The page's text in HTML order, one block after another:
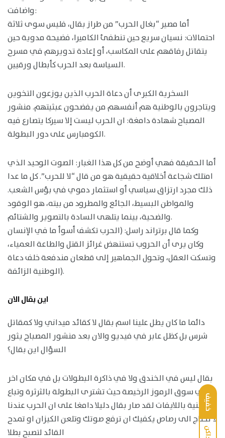
خفيف
داكن
واضافت:
أما مصير “بغال الحرب” من طراز بقال، فليس سوى ثلاثة
احتمالات: نسيان سريع حين تنطفئ الكاميرا، فضيحة مدوية حين
يتقاتل رفاقهم على المكاسب، أو إعادة تدويرهم في مسرح
السياسة بعد الحرب كأبطال ورقيين.
السخرية الكبرى أن دعاة الحرب الذين يوزعون التخوين
ويتاجرون بالوطنية هم أنفسهم من يفضحون عبثيتهم. منشور
المصباح شهادة دامغة: ان الحرب ليست إلا سيركا يتصارع فيه
الكومبارس على دور البطولة.
أما الحقيقة فهي أوضح من كل هذا الغبار: الصوت الوحيد الذي
امتلك شجاعة أخلاقية حقيقية هو من قال “لا للحرب”. كل ما عدا
ذلك مجرد ارتزاق سياسي أو استثمار دموي في بؤس الشعب.
والمواطن البسيط، الجائع والمطرود من بيته، هو الوقود
والضحية، بينما يتلهى السادة بالتصوير والشتائم.
وكما قال برتراند راسل: (الحرب تكشف أسوأ ما في الإنسان
وكان يرى أن الحروب تستنهض غرائز القتل والطاعة العمياء،
وتسكت العقل، وتحول الجماهير إلى قطعان مندفعة خلف دعاة
الوطنية الزائفة).
اين بقال الان
دائما ما كان يطل علينا اسم بقال لا كقائد ميداني ولا كمقاتل
شرس بل كظل عابر في فيديو والان بعد منشور المصباح يثور
السؤال اين بقال؟
بقال ليس في الخندق ولا في ذاكرة البطولات بل في مكان اخر
في سوق الرموز الرخيصة حيث تشترى البطولة بالثرثرة وتباع
الوطنية باللايفات لقد صار بقال دليلا دامغا على ان الحرب عندنا
لا تحتاج الى رصاص يكفيك ان ترفع صوتك وتلعن الكيزان او تمدح
القائد لتصبح بطلا